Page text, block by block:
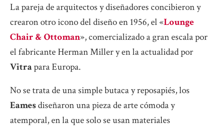
La pareja de arquitectos y diseñadores concibieron y
crearon otro icono del diseño en 1956, el «Lounge
Chair & Ottoman», comercializado a gran escala por
el fabricante Herman Miller y en la actualidad por
Vitrapara Europa.
No se trata de una simple butaca y reposapiés, los
Eamesdiseñaron una pieza de arte cómoda y
atemporal, en la que solo se usan materiales